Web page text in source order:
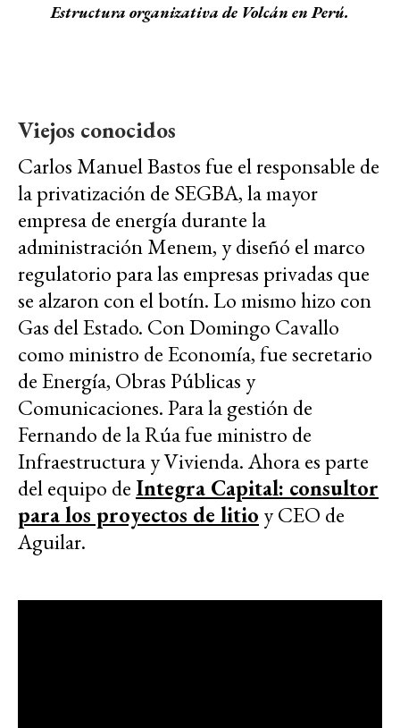
Estructura organizativa de Volcán en Perú.
Viejos conocidos
Carlos Manuel Bastos fue el responsable de
la privatización de SEGBA, la mayor
empresa de energía durante la
administración Menem, y diseñó el marco
regulatorio para las empresas privadas que
se alzaron con el botín. Lo mismo hizo con
Gas del Estado. Con Domingo Cavallo
como ministro de Economía, fue secretario
de Energía, Obras Públicas y
Comunicaciones. Para la gestión de
Fernando de la Rúa fue ministro de
Infraestructura y Vivienda. Ahora es parte
del equipo de Integra Capital: consultor
para los proyectos de litio y CEO de
Aguilar.